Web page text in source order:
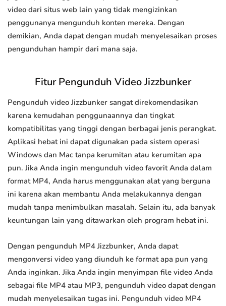
video dari situs web lain yang tidak mengizinkan
penggunanya mengunduh konten mereka. Dengan
demikian, Anda dapat dengan mudah menyelesaikan proses
pengunduhan hampir dari mana saja.
Fitur Pengunduh Video Jizzbunker
Pengunduh video Jizzbunker sangat direkomendasikan
karena kemudahan penggunaannya dan tingkat
kompatibilitas yang tinggi dengan berbagai jenis perangkat.
Aplikasi hebat ini dapat digunakan pada sistem operasi
Windows dan Mac tanpa kerumitan atau kerumitan apa
pun. Jika Anda ingin mengunduh video favorit Anda dalam
format MP4, Anda harus menggunakan alat yang berguna
ini karena akan membantu Anda melakukannya dengan
mudah tanpa menimbulkan masalah. Selain itu, ada banyak
keuntungan lain yang ditawarkan oleh program hebat ini.
Dengan pengunduh MP4 Jizzbunker, Anda dapat
mengonversi video yang diunduh ke format apa pun yang
Anda inginkan. Jika Anda ingin menyimpan file video Anda
sebagai file MP4 atau MP3, pengunduh video dapat dengan
mudah menyelesaikan tugas ini. Pengunduh video MP4